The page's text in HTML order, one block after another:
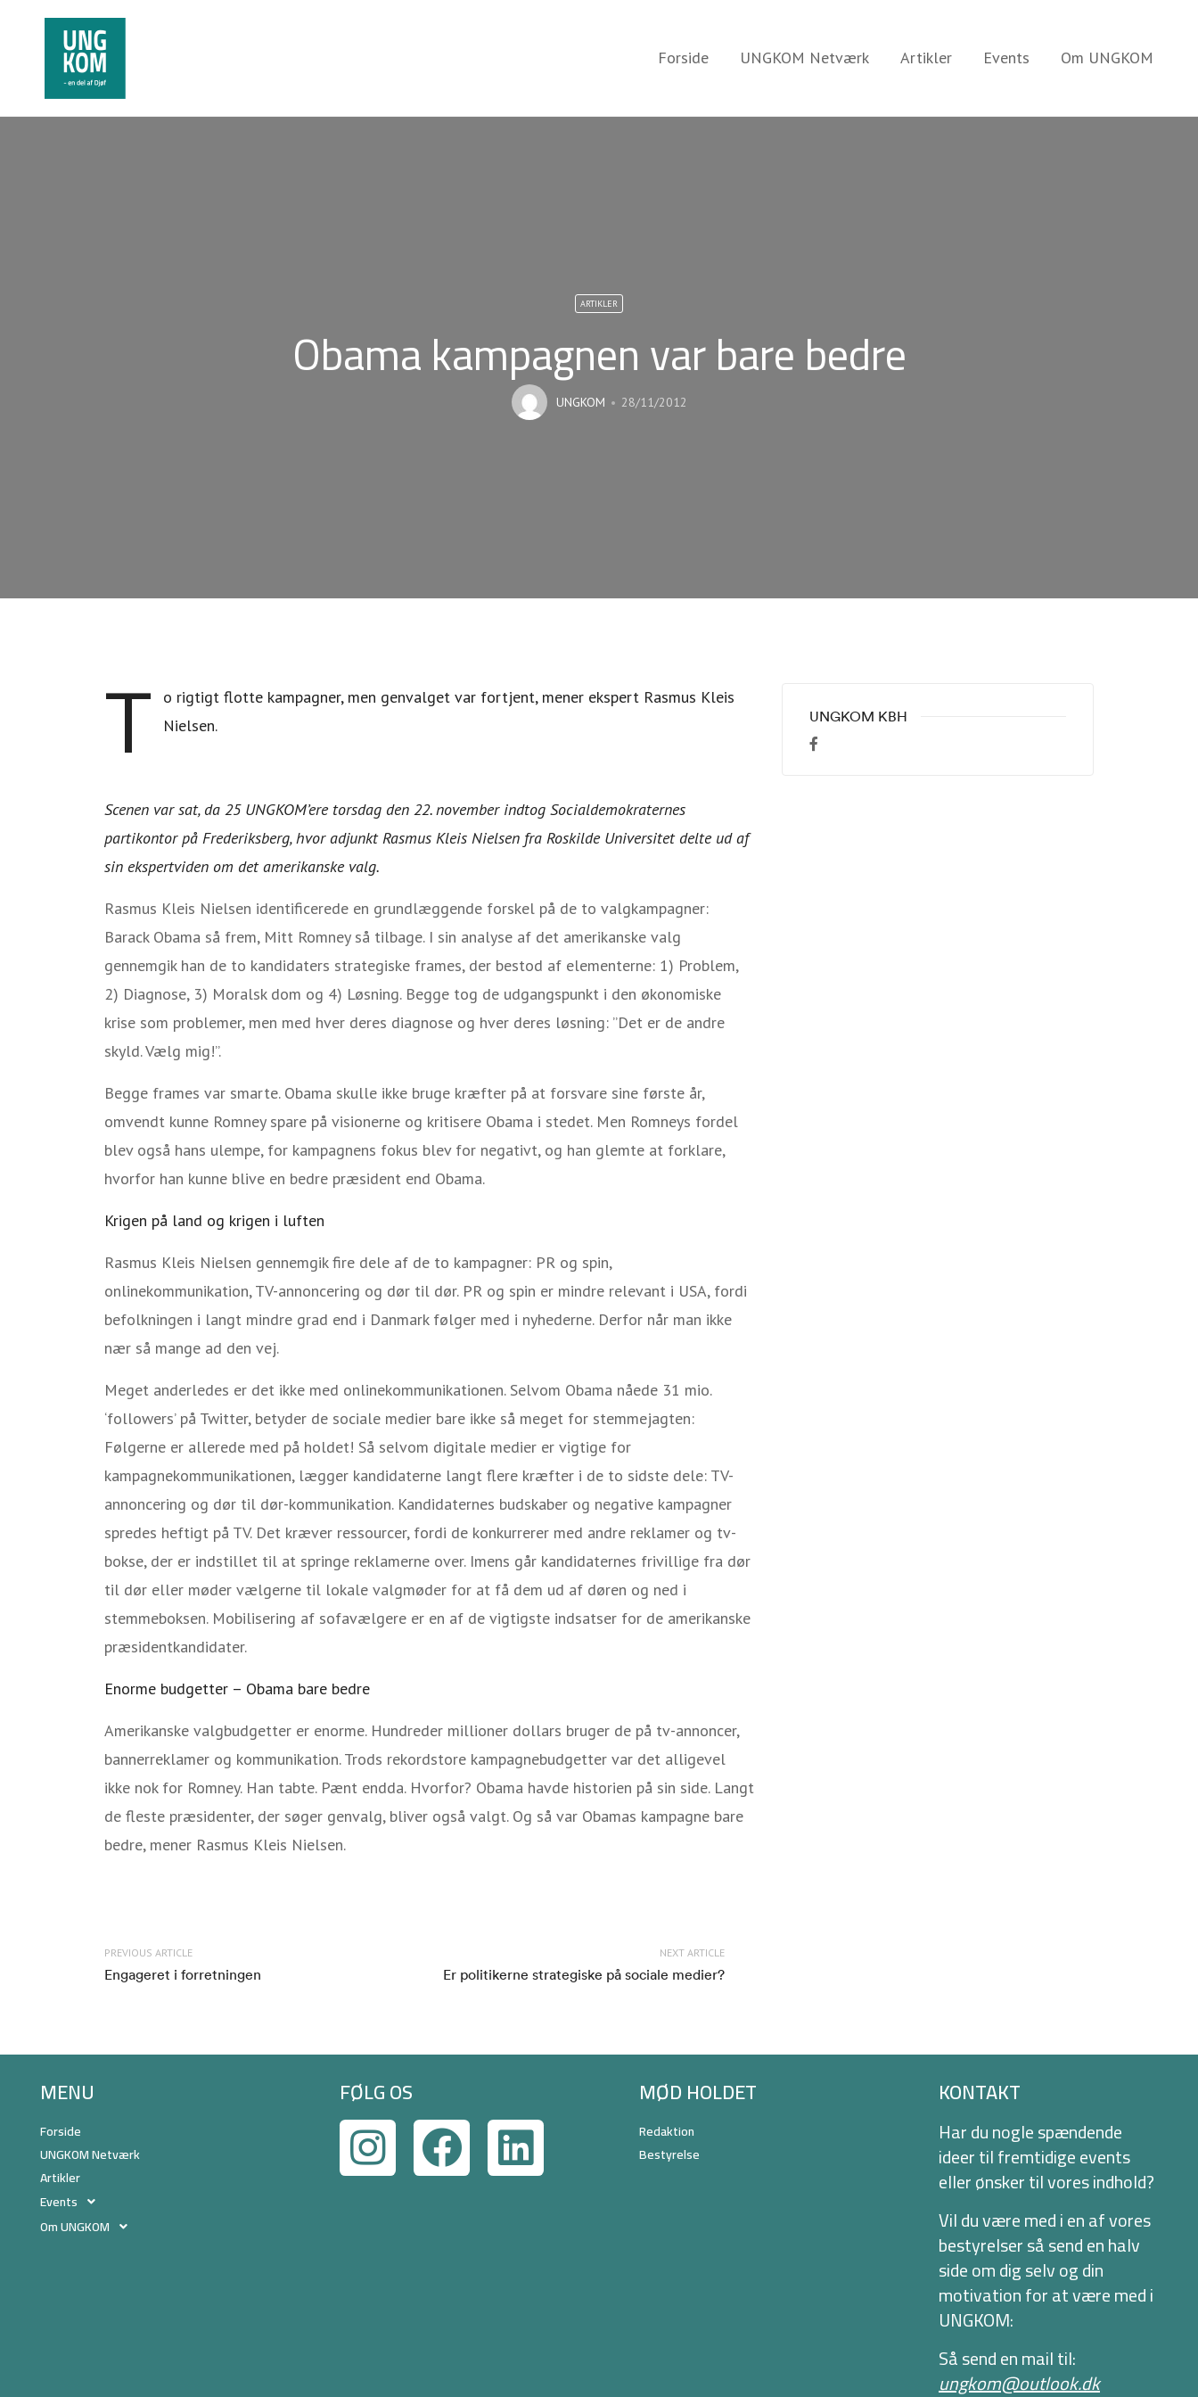
Forside UNGKOM Netværk Artikler Events Om UNGKOM
ARTIKLER
Obama kampagnen var bare bedre
UNGKOM 28/11/2012
T
o rigtigt flotte kampagner, men genvalget var fortjent, mener ekspert Rasmus Kleis
Nielsen.
Scenen var sat, da 25 UNGKOM’ere torsdag den 22. november indtog Socialdemokraternes
partikontor på Frederiksberg, hvor adjunkt Rasmus Kleis Nielsen fra Roskilde Universitet delte ud af
sin ekspertviden om det amerikanske valg.
Rasmus Kleis Nielsen identificerede en grundlæggende forskel på de to valgkampagner:
Barack Obama så frem, Mitt Romney så tilbage. I sin analyse af det amerikanske valg
gennemgik han de to kandidaters strategiske frames, der bestod af elementerne: 1) Problem,
2) Diagnose, 3) Moralsk dom og 4) Løsning. Begge tog de udgangspunkt i den økonomiske
krise som problemer, men med hver deres diagnose og hver deres løsning: ”Det er de andre
skyld. Vælg mig!”.
Begge frames var smarte. Obama skulle ikke bruge kræfter på at forsvare sine første år,
omvendt kunne Romney spare på visionerne og kritisere Obama i stedet. Men Romneys fordel
blev også hans ulempe, for kampagnens fokus blev for negativt, og han glemte at forklare,
hvorfor han kunne blive en bedre præsident end Obama.
Krigen på land og krigen i luften
Rasmus Kleis Nielsen gennemgik fire dele af de to kampagner: PR og spin,
onlinekommunikation, TV-annoncering og dør til dør. PR og spin er mindre relevant i USA, fordi
befolkningen i langt mindre grad end i Danmark følger med i nyhederne. Derfor når man ikke
nær så mange ad den vej.
Meget anderledes er det ikke med onlinekommunikationen. Selvom Obama nåede 31 mio.
‘followers’ på Twitter, betyder de sociale medier bare ikke så meget for stemmejagten:
Følgerne er allerede med på holdet! Så selvom digitale medier er vigtige for
kampagnekommunikationen, lægger kandidaterne langt flere kræfter i de to sidste dele: TV-
annoncering og dør til dør-kommunikation. Kandidaternes budskaber og negative kampagner
spredes heftigt på TV. Det kræver ressourcer, fordi de konkurrerer med andre reklamer og tv-
bokse, der er indstillet til at springe reklamerne over. Imens går kandidaternes frivillige fra dør
til dør eller møder vælgerne til lokale valgmøder for at få dem ud af døren og ned i
stemmeboksen. Mobilisering af sofavælgere er en af de vigtigste indsatser for de amerikanske
præsidentkandidater.
Enorme budgetter – Obama bare bedre
Amerikanske valgbudgetter er enorme. Hundreder millioner dollars bruger de på tv-annoncer,
bannerreklamer og kommunikation. Trods rekordstore kampagnebudgetter var det alligevel
ikke nok for Romney. Han tabte. Pænt endda. Hvorfor? Obama havde historien på sin side. Langt
de fleste præsidenter, der søger genvalg, bliver også valgt. Og så var Obamas kampagne bare
bedre, mener Rasmus Kleis Nielsen.
PREVIOUS ARTICLE
Engageret i forretningen
NEXT ARTICLE
Er politikerne strategiske på sociale medier?
UNGKOM KBH
MENU
Forside
UNGKOM Netværk
Artikler
Events
Om UNGKOM
FØLG OS MØD HOLDET
Redaktion
Bestyrelse
KONTAKT
Har du nogle spændende
ideer til fremtidige events
eller ønsker til vores indhold?
Vil du være med i en af vores
bestyrelser så send en halv
side om dig selv og din
motivation for at være med i
UNGKOM:
Så send en mail til:
ungkom@outlook.dk